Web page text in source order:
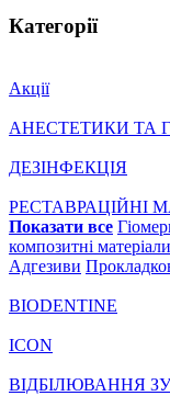
Категорії
Акції
АНЕСТЕТИКИ ТА
ДЕЗІНФЕКЦІЯ
РЕСТАВРАЦІЙНІ
Показати все
композитні матеріали
Адгезиви
BIODENTINE
ICON
ВІДБІЛЮВАННЯ